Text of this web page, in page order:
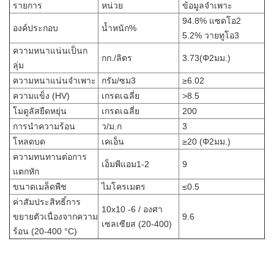
รายการ
หน่วย ข้อมูลจำเพาะ
องค์ประกอบ น้ำหนัก%
94.8% แซดโอ2
5.2% วายทูโอ3
ความหนาแน่นเป็นก
ลุ่ม
กก./ลิตร 3.73(Φ2มม.)
ความหนาแน่นจำเพาะ กรัม/ซม3
≥6.02
ความแข็ง (HV)
เกรดเฉลี่ย
>8.5
โมดูลัสยืดหยุ่น
เกรดเฉลี่ย
200
การนำความร้อน
ว/ม.ก
3
โหลดบด
เคเอ็น
≥20 (Φ2มม.)
ความทนทานต่อการ
แตกหัก
เอ็มพีแอม1-2 9
ขนาดเมล็ดพืช ไมโครเมตร
≤0.5
ค่าสัมประสิทธิ์การ
ขยายตัวเนื่องจากความ
ร้อน (20-400 °C)
10x10 -6 / องศา
เซลเซียส (20-400)
9.6